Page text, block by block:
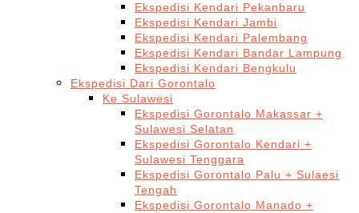
Ekspedisi Kendari Pekanbaru
Ekspedisi Kendari Jambi
Ekspedisi Kendari Palembang
Ekspedisi Kendari Bandar Lampung
Ekspedisi Kendari Bengkulu
Ekspedisi Dari Gorontalo
Ke Sulawesi
Ekspedisi Gorontalo Makassar +
Sulawesi Selatan
Ekspedisi Gorontalo Kendari +
Sulawesi Tenggara
Ekspedisi Gorontalo Palu + Sulaesi
Tengah
Ekspedisi Gorontalo Manado +